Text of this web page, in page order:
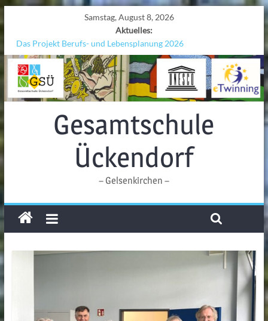
Samstag, August 8, 2026
Aktuelles:
Das Projekt Berufs- und Lebensplanung 2026
UNESCO Stadtradeln „Grenzen überwinden“
KCC-Workshop
Sicherheit auf den Wellen: Lehrkräfte bilden sich in Alicante fort
Ferien!!!
Gesamtschule
Ückendorf
– Gelsenkirchen –